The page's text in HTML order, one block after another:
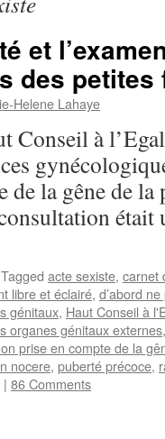
et
des
Helene Lahaye
Conseil à
la gêne de la
Tagged acte sexiste, carnet
libre et éclairé, d’abord
génitaux, Haut Conseil à
organes génitaux externes
prise en compte de la
nocere, puberté précoce,
| 86 Comments